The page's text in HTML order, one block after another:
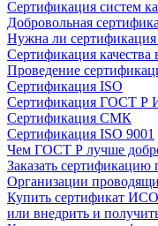
Сертификация систем
Добровольная
Нужна ли сертификация
Сертификация качества
Проведение
Сертификация ISO
Сертификация ГОСТ Р
Сертификация СМК
Сертификация ISO 9001
Чем ГОСТ Р лучше
Заказать сертификацию
Организации
Купить сертификат ИСО
или внедрить и